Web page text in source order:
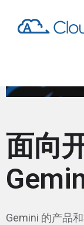
面向
Gemini 的产品